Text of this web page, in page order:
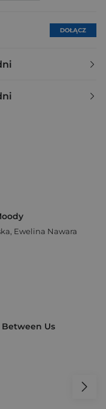
DOŁĄCZ
, Ewelina Nawara
Us